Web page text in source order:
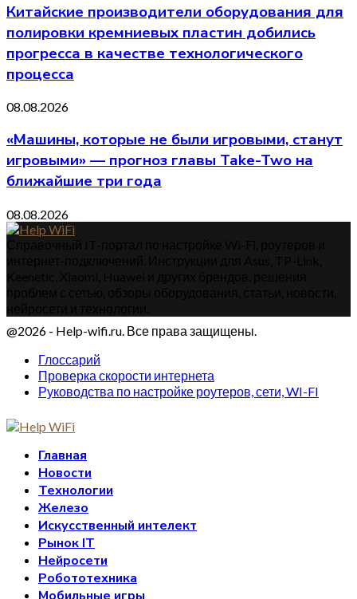
Китайские производители оборудования для
полировки кремниевых пластин добились
прогресса в качестве технологического
процесса
08.08.2026
«Машины, которые не были игровыми, станут
игровыми» — прогноз главы Take-Two на
ближайшие три года
08.08.2026
@2026 - Help-wifi.ru. Все права защищены.
Глоссарий
Проверка скорости интернета
Руководства по настройке роутеров, сети, WI-FI
Главная
Новости
Технологии
Железо
Искусственный интелект
Рынок IT
Нейросети
Робототехника